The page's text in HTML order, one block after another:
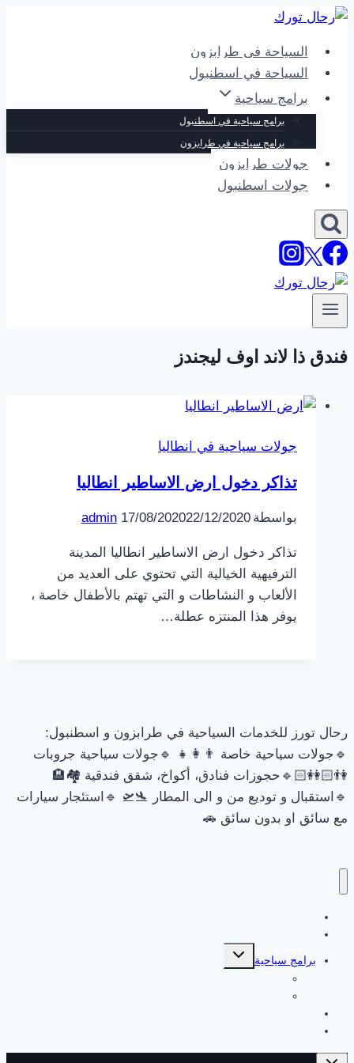
التجاوز
المحتوىالسياحة في طرابزون
السياحة في اسطنبول
برامج سياحية
برامج سياحية في اسطنبول
برامج سياحية في طرابزون
جولات طرابزون
جولات اسطنبول
فندق ذا لاند اوف ليجندز
جولات سياحية في انطاليا
تذاكر دخول ارض الاساطير انطاليا
بواسطة admin 17/08/202022/12/2020
تذاكر دخول ارض الاساطير انطاليا المدينة
الترفيهية الخيالية التي تحتوي على العديد من
الألعاب و النشاطات و التي تهتم بالأطفال خاصة ،
يوفر هذا المنتزه عطلة…
رحال تورز للخدمات السياحية في طرابزون و اسطنبول:
🔹جولات سياحية خاصة 👨‍👩‍👧 🔹جولات سياحية جروبات
👫🏻👭🏻🔹حجوزات فنادق، أكواخ، شقق فندقية 🏘🏨
🔹استقبال و توديع من و الى المطار 🛬🛫 🔹استئجار سيارات
مع سائق او بدون سائق 🚗
برامج سياحية
تبديل